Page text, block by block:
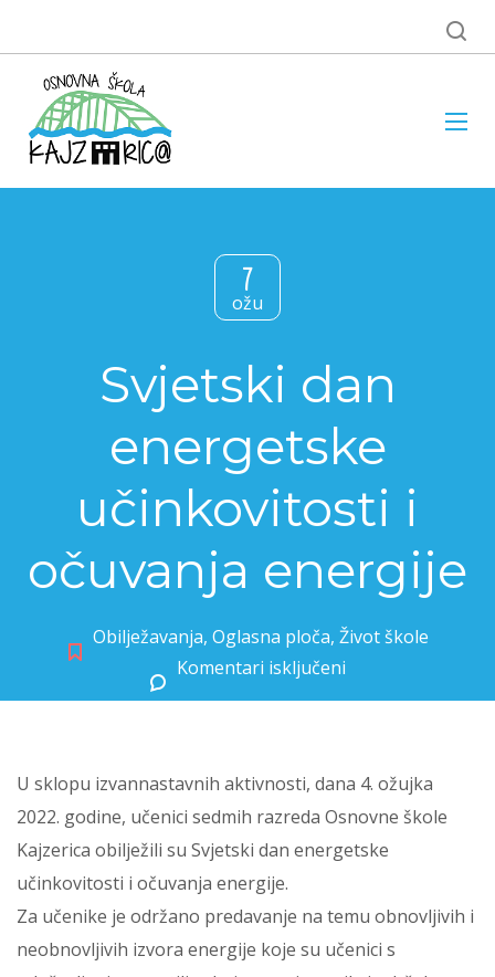
7
ožu
Svjetski dan
energetske
učinkovitosti i
očuvanja energije
Obilježavanja, Oglasna ploča, Život škole
Komentari isključeni
U sklopu izvannastavnih aktivnosti, dana 4. ožujka
2022. godine, učenici sedmih razreda Osnovne škole
Kajzerica obilježili su Svjetski dan energetske
učinkovitosti i očuvanja energije.
Za učenike je održano predavanje na temu obnovljivih i
neobnovljivih izvora energije koje su učenici s